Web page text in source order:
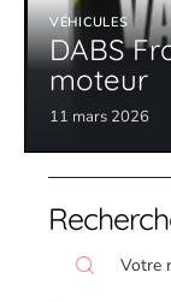
VÉHICULES
DABS
moteur
11 mars 2026